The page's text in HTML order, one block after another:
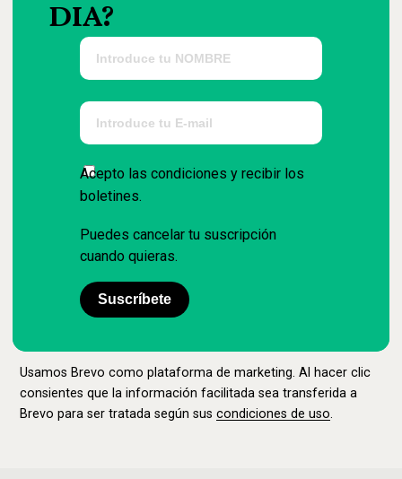
DIA?
Acepto las condiciones y recibir los
boletines.
Puedes cancelar tu suscripción
cuando quieras.
Suscríbete
Usamos Brevo como plataforma de marketing. Al hacer clic
consientes que la información facilitada sea transferida a
Brevo para ser tratada según sus condiciones de uso.